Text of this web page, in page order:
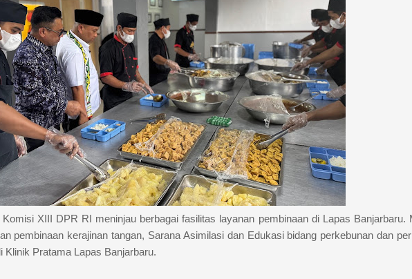
XIII DPR RI meninjau berbagai fasilitas layanan pembinaan di Lapas Banjarbaru.
pembinaan kerajinan tangan, Sarana Asimilasi dan Edukasi bidang perkebunan dan
Pratama Lapas Banjarbaru.